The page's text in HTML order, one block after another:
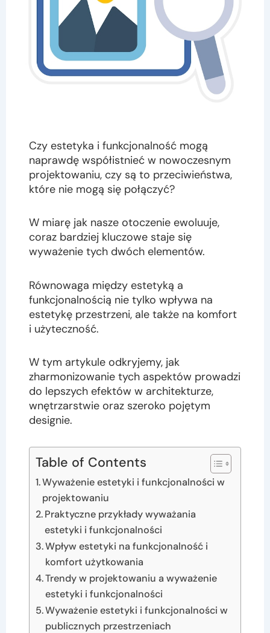
Czy estetyka i funkcjonalność mogą
naprawdę współistnieć w nowoczesnym
projektowaniu, czy są to przeciwieństwa,
które nie mogą się połączyć?
W miarę jak nasze otoczenie ewoluuje,
coraz bardziej kluczowe staje się
wyważenie tych dwóch elementów.
Równowaga między estetyką a
funkcjonalnością nie tylko wpływa na
estetykę przestrzeni, ale także na komfort
i użyteczność.
W tym artykule odkryjemy, jak
zharmonizowanie tych aspektów prowadzi
do lepszych efektów w architekturze,
wnętrzarstwie oraz szeroko pojętym
designie.
Table of Contents
Wyważenie estetyki i funkcjonalności w
projektowaniu
Praktyczne przykłady wyważania
estetyki i funkcjonalności
Wpływ estetyki na funkcjonalność i
komfort użytkowania
Trendy w projektowaniu a wyważenie
estetyki i funkcjonalności
Wyważenie estetyki i funkcjonalności w
publicznych przestrzeniach